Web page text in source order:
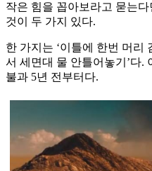
작은 힘을 꼽아보라고 묻는
것이 두 가지 있다.
한 가지는 ‘이틀에 한번 머리
서 세면대 물 안틀어놓기’다.
불과 5년 전부터다.